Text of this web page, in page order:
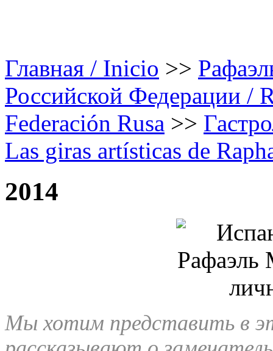
Главная / Inicio >>
Российской Федерации /
Federación Rusa >>
Las giras artísticas de
2014
Мы хотим представить в